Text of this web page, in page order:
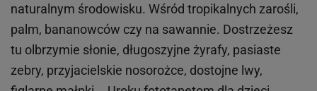
naturalnym środowisku. Wśród tropikalnych zarośli,
palm, bananowców czy na sawannie. Dostrzeżesz
tu olbrzymie słonie, długoszyjne żyrafy, pasiaste
zebry, przyjacielskie nosorożce, dostojne lwy,